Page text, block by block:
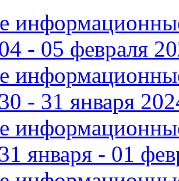
- 05 февраля
- 31 января
января - 01